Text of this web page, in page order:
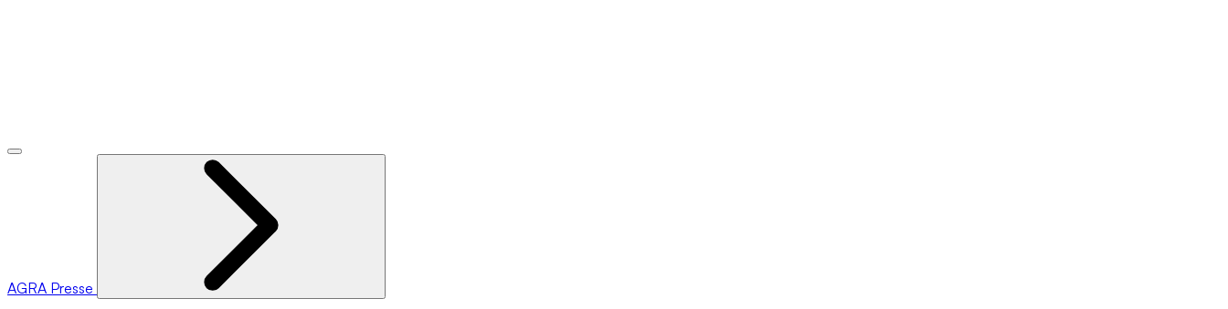
AGRA Presse